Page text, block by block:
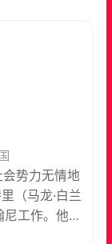
势力无情地
（马龙·白兰
工作。他的
人的罪行，